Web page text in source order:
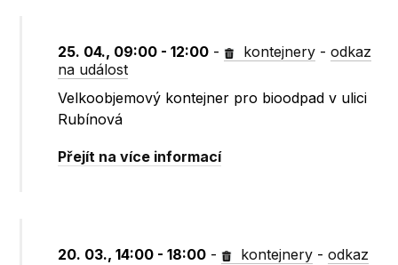
25. 04., 09:00 - 12:00 - kontejnery -odkaz
na událost
Velkoobjemový kontejner pro bioodpad v ulici
Rubínová
Přejít na více informací
20. 03., 14:00 - 18:00 - kontejnery -odkaz